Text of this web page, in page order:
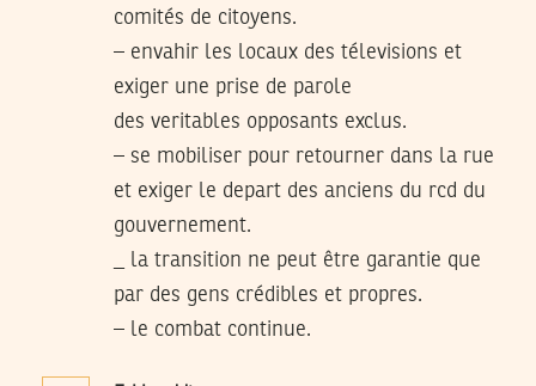
comités de citoyens.
– envahir les locaux des télevisions et
exiger une prise de parole
des veritables opposants exclus.
– se mobiliser pour retourner dans la rue
et exiger le depart des anciens du rcd du
gouvernement.
_ la transition ne peut être garantie que
par des gens crédibles et propres.
– le combat continue.